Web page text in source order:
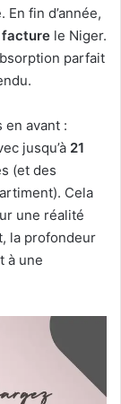
fin d’année,
facture le Niger.
parfait
avant :
jusqu’à 21
(et des
Cela
une réalité
la profondeur
à une